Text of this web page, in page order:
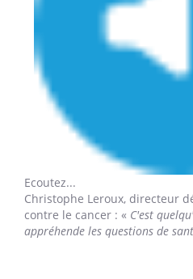
Ecoutez...
Christophe Leroux, directeur
contre le cancer : « C'est
appréhende les questions de